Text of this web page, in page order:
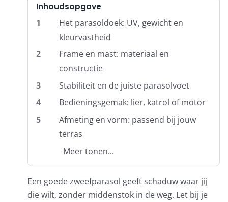
Glatz Vita Collectie
Glatz parasoldoeken
Glatz stofstalen collectie Sampleboeken
Umbrosa en Paraflex parasoldoeken
Inhoudsopgave
1
Het parasoldoek: UV, gewicht en
kleurvastheid
2
Frame en mast: materiaal en
constructie
3
Stabiliteit en de juiste parasolvoet
4
Bedieningsgemak: lier, katrol of motor
5
Afmeting en vorm: passend bij jouw
terras
Meer tonen...
Een goede zweefparasol geeft schaduw waar jij
die wilt, zonder middenstok in de weg. Let bij je